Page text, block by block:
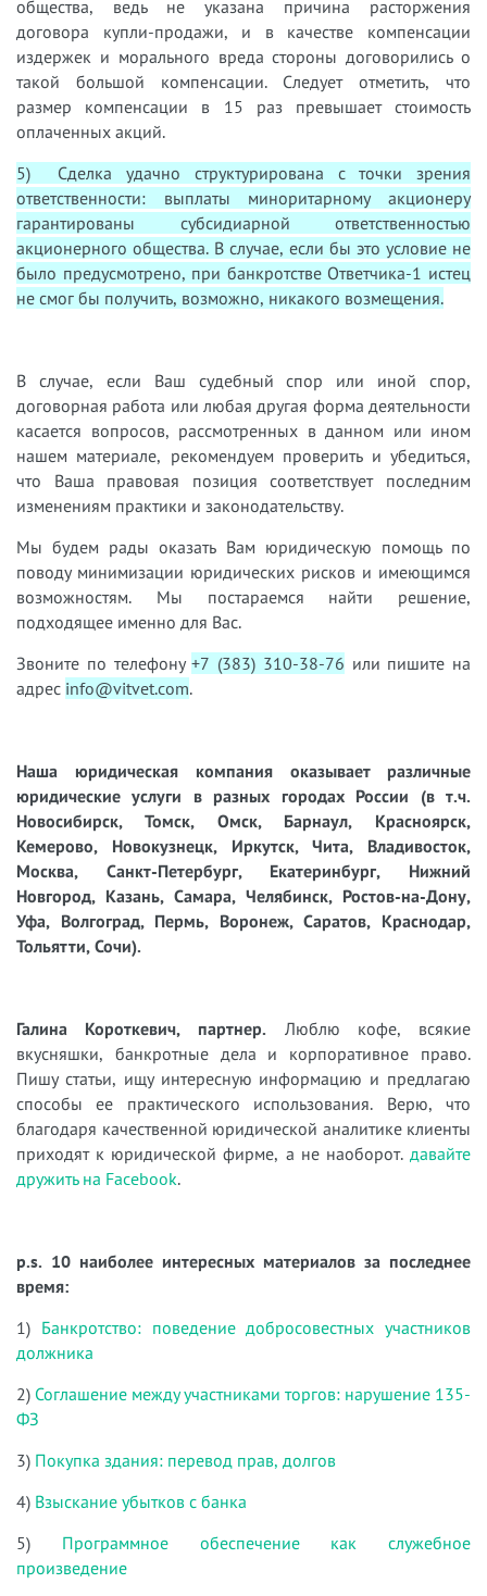
общества, ведь не указана причина расторжения
договора купли-продажи, и в качестве компенсации
издержек и морального вреда стороны договорились о
такой большой компенсации. Следует отметить, что
размер компенсации в 15 раз превышает стоимость
оплаченных акций.
5) Сделка удачно структурирована с точки зрения
ответственности: выплаты миноритарному акционеру
гарантированы субсидиарной ответственностью
акционерного общества. В случае, если бы это условие не
было предусмотрено, при банкротстве Ответчика-1 истец
не смог бы получить, возможно, никакого возмещения.
В случае, если Ваш судебный спор или иной спор,
договорная работа или любая другая форма деятельности
касается вопросов, рассмотренных в данном или ином
нашем материале, рекомендуем проверить и убедиться,
что Ваша правовая позиция соответствует последним
изменениям практики и законодательству.
Мы будем рады оказать Вам юридическую помощь по
поводу минимизации юридических рисков и имеющимся
возможностям. Мы постараемся найти решение,
подходящее именно для Вас.
Звоните по телефону+7 (383) 310-38-76 или пишите на
адрес info@vitvet.com.
Наша юридическая компания оказывает различные
юридические услуги в разных городах России (в т.ч.
Новосибирск, Томск, Омск, Барнаул, Красноярск,
Кемерово, Новокузнецк, Иркутск, Чита, Владивосток,
Москва, Санкт-Петербург, Екатеринбург, Нижний
Новгород, Казань, Самара, Челябинск, Ростов-на-Дону,
Уфа, Волгоград, Пермь, Воронеж, Саратов, Краснодар,
Тольятти, Сочи).
Галина Короткевич, партнер. Люблю кофе, всякие
вкусняшки, банкротные дела и корпоративное право.
Пишу статьи, ищу интересную информацию и предлагаю
способы ее практического использования. Верю, что
благодаря качественной юридической аналитике клиенты
приходят к юридической фирме, а не наоборот. давайте
дружить на Facebook.
p.s. 10 наиболее интересных материалов за последнее
время:
1) Банкротство: поведение добросовестных участников
должника
2) Соглашение между участниками торгов: нарушение 135-
ФЗ
3) Покупка здания: перевод прав, долгов
4) Взыскание убытков с банка
5) Программное обеспечение как служебное
произведение